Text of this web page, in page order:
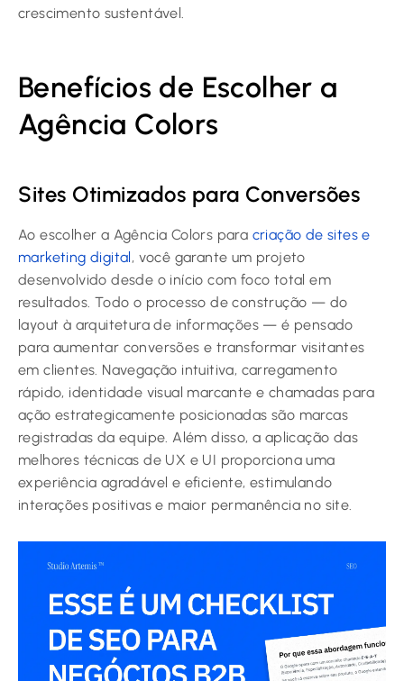
crescimento sustentável.
Benefícios de Escolher a
Agência Colors
Sites Otimizados para Conversões
Ao escolher a Agência Colors para criação de sites e
marketing digital, você garante um projeto
desenvolvido desde o início com foco total em
resultados. Todo o processo de construção — do
layout à arquitetura de informações — é pensado
para aumentar conversões e transformar visitantes
em clientes. Navegação intuitiva, carregamento
rápido, identidade visual marcante e chamadas para
ação estrategicamente posicionadas são marcas
registradas da equipe. Além disso, a aplicação das
melhores técnicas de UX e UI proporciona uma
experiência agradável e eficiente, estimulando
interações positivas e maior permanência no site.